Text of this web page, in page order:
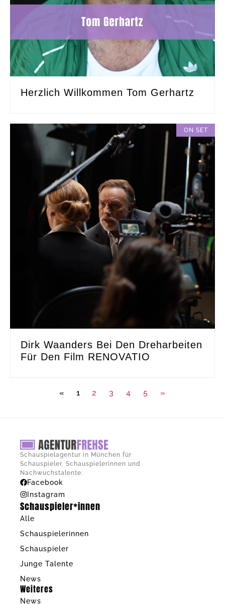
Herzlich Willkommen Tom Gerhartz
ON SET
Dirk Waanders Bei Den Dreharbeiten
Für Den Film RENOVATIO
« 1 2 3 4 5 »
Schauspielagentur in München für
Schauspieler, Schauspielerinnen und
Nachwuchstalente.
Facebook
Instagram
Schauspieler*innen
Alle
Schauspielerinnen
Schauspieler
Junge Talente
News
Weiteres
News